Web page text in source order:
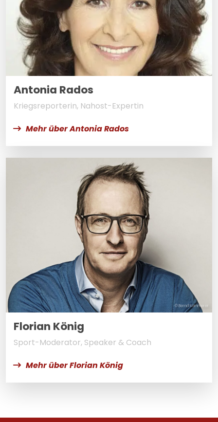
Antonia Rados
Kriegsreporterin, Nahost-Expertin
Mehr über Antonia Rados
© Bernd Kammerer
Florian König
Sport-Moderator, Speaker & Coach
Mehr über Florian König